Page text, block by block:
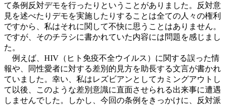
て条例反対デモを行ったりということがありました。反対意
見を述べたりデモを実施したりすることは全ての人々の権利
ですから、私はそれに関して不快に思うことはありません。
ですが、そのチラシに書かれていた内容には問題を感じまし
た。
例えば、HIV（ヒト免疫不全ウイルス）に関する誤った情
報や、同性愛者に対する差別的見方を助長する文言が書かれ
ていました。幸い、私はレズビアンとしてカミングアウトし
て以後、このような差別意識に直面させられる出来事に遭遇
しませんでした。しかし、今回の条例をきっかけに、反対派